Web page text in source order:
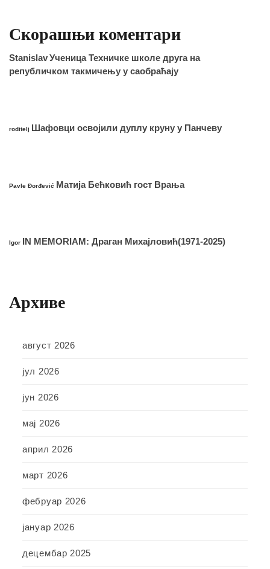
Скорашњи коментари
StanislavУченица Техничке школе друга на
републичком такмичењу у саобраћају
roditelj Шафовци освојили дуплу круну у Панчеву
Pavle Đorđević Матија Бећковић гост Врања
Igor IN MEMORIAM: Драган Михајловић(1971-2025)
Архиве
август 2026
јул 2026
јун 2026
мај 2026
април 2026
март 2026
фебруар 2026
јануар 2026
децембар 2025